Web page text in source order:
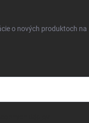
o nových produktoch na